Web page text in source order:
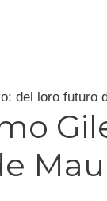
del loro futuro